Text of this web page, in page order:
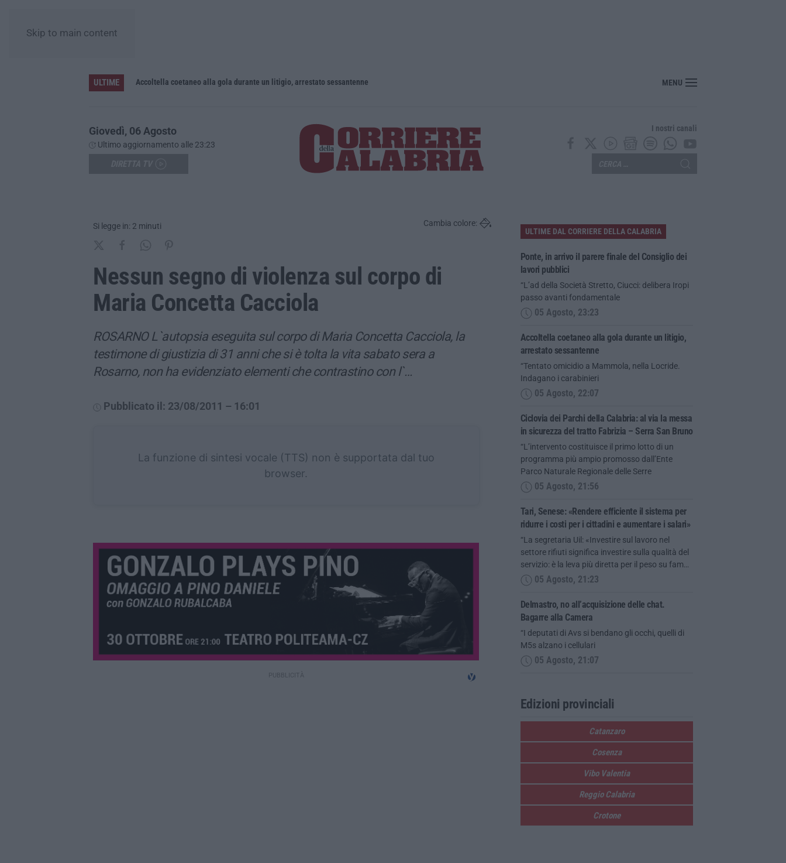
Skip to main content
ULTIME Accoltella coetaneo alla gola durante un litigio, arrestato sessantenne MENU
Giovedì, 06 Agosto
Ultimo aggiornamento alle 23:23
I nostri canali
Si legge in: 2 minuti Cambia colore:
Nessun segno di violenza sul corpo di
Maria Concetta Cacciola
ROSARNO L`autopsia eseguita sul corpo di Maria Concetta Cacciola, la
testimone di giustizia di 31 anni che si è tolta la vita sabato sera a
Rosarno, non ha evidenziato elementi che contrastino con l`…
Pubblicato il: 23/08/2011 – 16:01
La funzione di sintesi vocale (TTS) non è supportata dal tuo
browser.
ULTIME DAL CORRIERE DELLA CALABRIA
Ponte, in arrivo il parere finale del Consiglio dei
lavori pubblici
“L’ad della Società Stretto, Ciucci: delibera Iropi
passo avanti fondamentale
05 Agosto, 23:23
Accoltella coetaneo alla gola durante un litigio,
arrestato sessantenne
“Tentato omicidio a Mammola, nella Locride.
Indagano i carabinieri
05 Agosto, 22:07
Ciclovia dei Parchi della Calabria: al via la messa
in sicurezza del tratto Fabrizia – Serra San Bruno
“L’intervento costituisce il primo lotto di un
programma più ampio promosso dall’Ente
Parco Naturale Regionale delle Serre
05 Agosto, 21:56
Tari, Senese: «Rendere efficiente il sistema per
ridurre i costi per i cittadini e aumentare i salari»
“La segretaria Uil: «Investire sul lavoro nel
settore rifiuti significa investire sulla qualità del
servizio: è la leva più diretta per il peso su fam…
05 Agosto, 21:23
Delmastro, no all’acquisizione delle chat.
Bagarre alla Camera
“I deputati di Avs si bendano gli occhi, quelli di
M5s alzano i cellulari
05 Agosto, 21:07
Edizioni provinciali
Catanzaro
Cosenza
Vibo Valentia
Reggio Calabria
Crotone